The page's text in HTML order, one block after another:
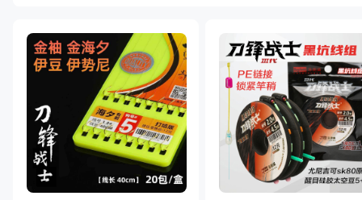
黑坑浮漂 黑坑配件 黑坑网
黑坑饵料 马口竿 路亚竿 雷强竿
路亚装备 海钓竿 海钓轮 海钓线